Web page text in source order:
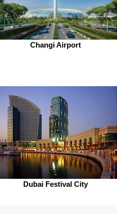
Changi Airport
Dubai Festival City